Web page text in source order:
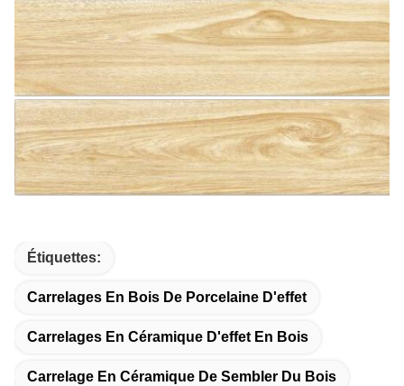
Étiquettes:
Carrelages En Bois De Porcelaine D'effet
Carrelages En Céramique D'effet En Bois
Carrelage En Céramique De Sembler Du Bois